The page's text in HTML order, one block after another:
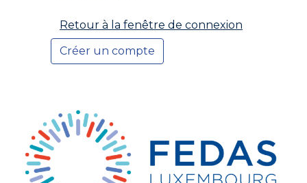
Retour à la fenêtre de connexion
Créer un compte